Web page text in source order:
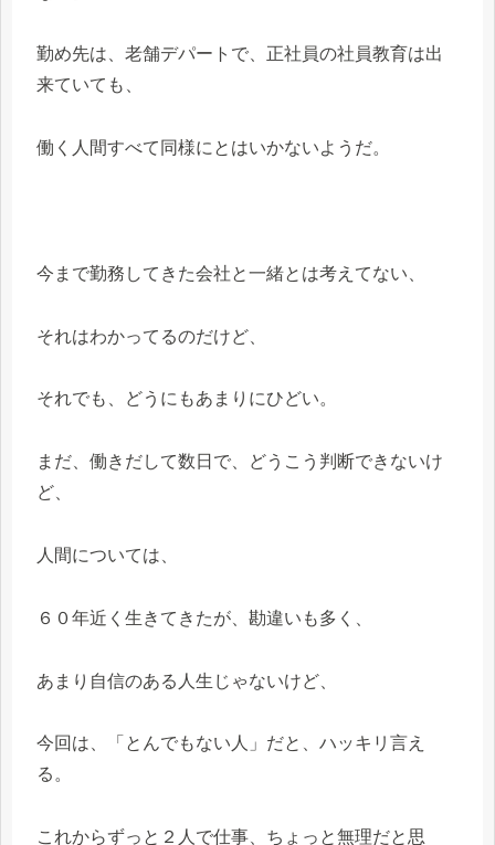
勤め先は、老舗デパートで、正社員の社員教育は出
来ていても、
働く人間すべて同様にとはいかないようだ。
今まで勤務してきた会社と一緒とは考えてない、
それはわかってるのだけど、
それでも、どうにもあまりにひどい。
まだ、働きだして数日で、どうこう判断できないけ
ど、
人間については、
６０年近く生きてきたが、勘違いも多く、
あまり自信のある人生じゃないけど、
今回は、「とんでもない人」だと、ハッキリ言え
る。
これからずっと２人で仕事、ちょっと無理だと思